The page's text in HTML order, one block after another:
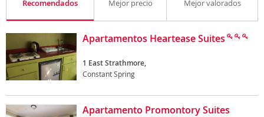
Recomendados Mejor precio Mejor valorados
Apartamentos Heartease Suites
1 East Strathmore,
Constant Spring
Apartamento Promontory Suites